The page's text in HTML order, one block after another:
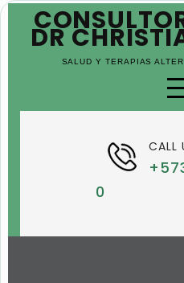
CONTENTDR
SALUD Y TERAPIAS
CALL
0